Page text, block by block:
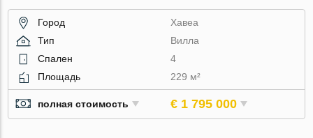
Город
Хавеа
Тип
Вилла
Спален
4
Площадь
229 м²
полная стоимость € 1 795 000